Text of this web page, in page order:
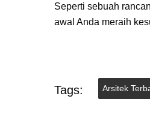
Seperti sebuah
awal Anda meraih
Tags: Arsitek